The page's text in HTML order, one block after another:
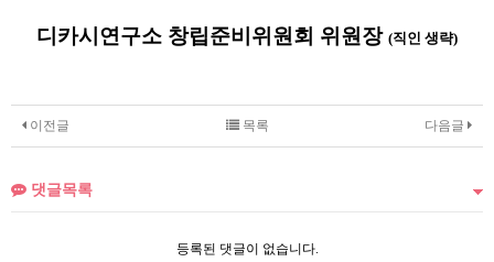
디카시연구소 창립준비위원회 위원장 (직인 생략)
이전글 다음글
목록
댓글목록
등록된 댓글이 없습니다.